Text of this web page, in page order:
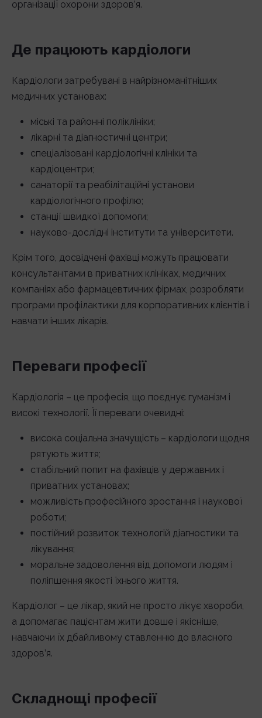
організації охорони здоров’я.
Де працюють кардіологи
Кардіологи затребувані в найрізноманітніших
медичних установах:
міські та районні поліклініки;
лікарні та діагностичні центри;
спеціалізовані кардіологічні клініки та
кардіоцентри;
санаторії та реабілітаційні установи
кардіологічного профілю;
станції швидкої допомоги;
науково-дослідні інститути та університети.
Крім того, досвідчені фахівці можуть працювати
консультантами в приватних клініках, медичних
компаніях або фармацевтичних фірмах, розробляти
програми профілактики для корпоративних клієнтів і
навчати інших лікарів.
Переваги професії
Кардіологія – це професія, що поєднує гуманізм і
високі технології. Її переваги очевидні:
висока соціальна значущість – кардіологи щодня
рятують життя;
стабільний попит на фахівців у державних і
приватних установах;
можливість професійного зростання і наукової
роботи;
постійний розвиток технологій діагностики та
лікування;
моральне задоволення від допомоги людям і
поліпшення якості їхнього життя.
Кардіолог – це лікар, який не просто лікує хвороби,
а допомагає пацієнтам жити довше і якісніше,
навчаючи їх дбайливому ставленню до власного
здоров’я.
Складнощі професії